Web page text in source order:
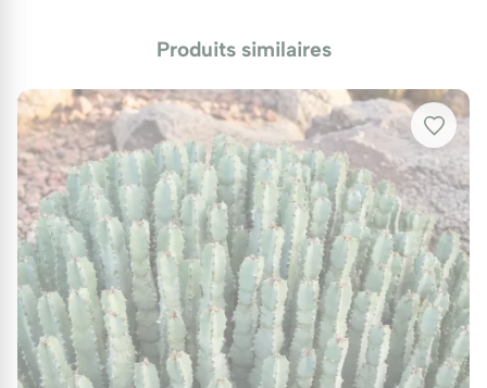
avec un paillage adapté, durant les mois de
Utilisations au jardin
Le cactus féroce 'pilosus' trouve sa place dans les
jardins secs, en tant que point focal ou en bordure
de terrasses. Il se marie parfaitement avec d'autres
cactées et plantes succulentes, comme les agaves
ou les yuccas, pour créer un paysage aride
captivant. Idéal associé au Cactus Feroceet au
Cactus Tonneau pour composer un décor cohérent
au fil des saisons. Si vous disposez d'un espace
Produits similaires